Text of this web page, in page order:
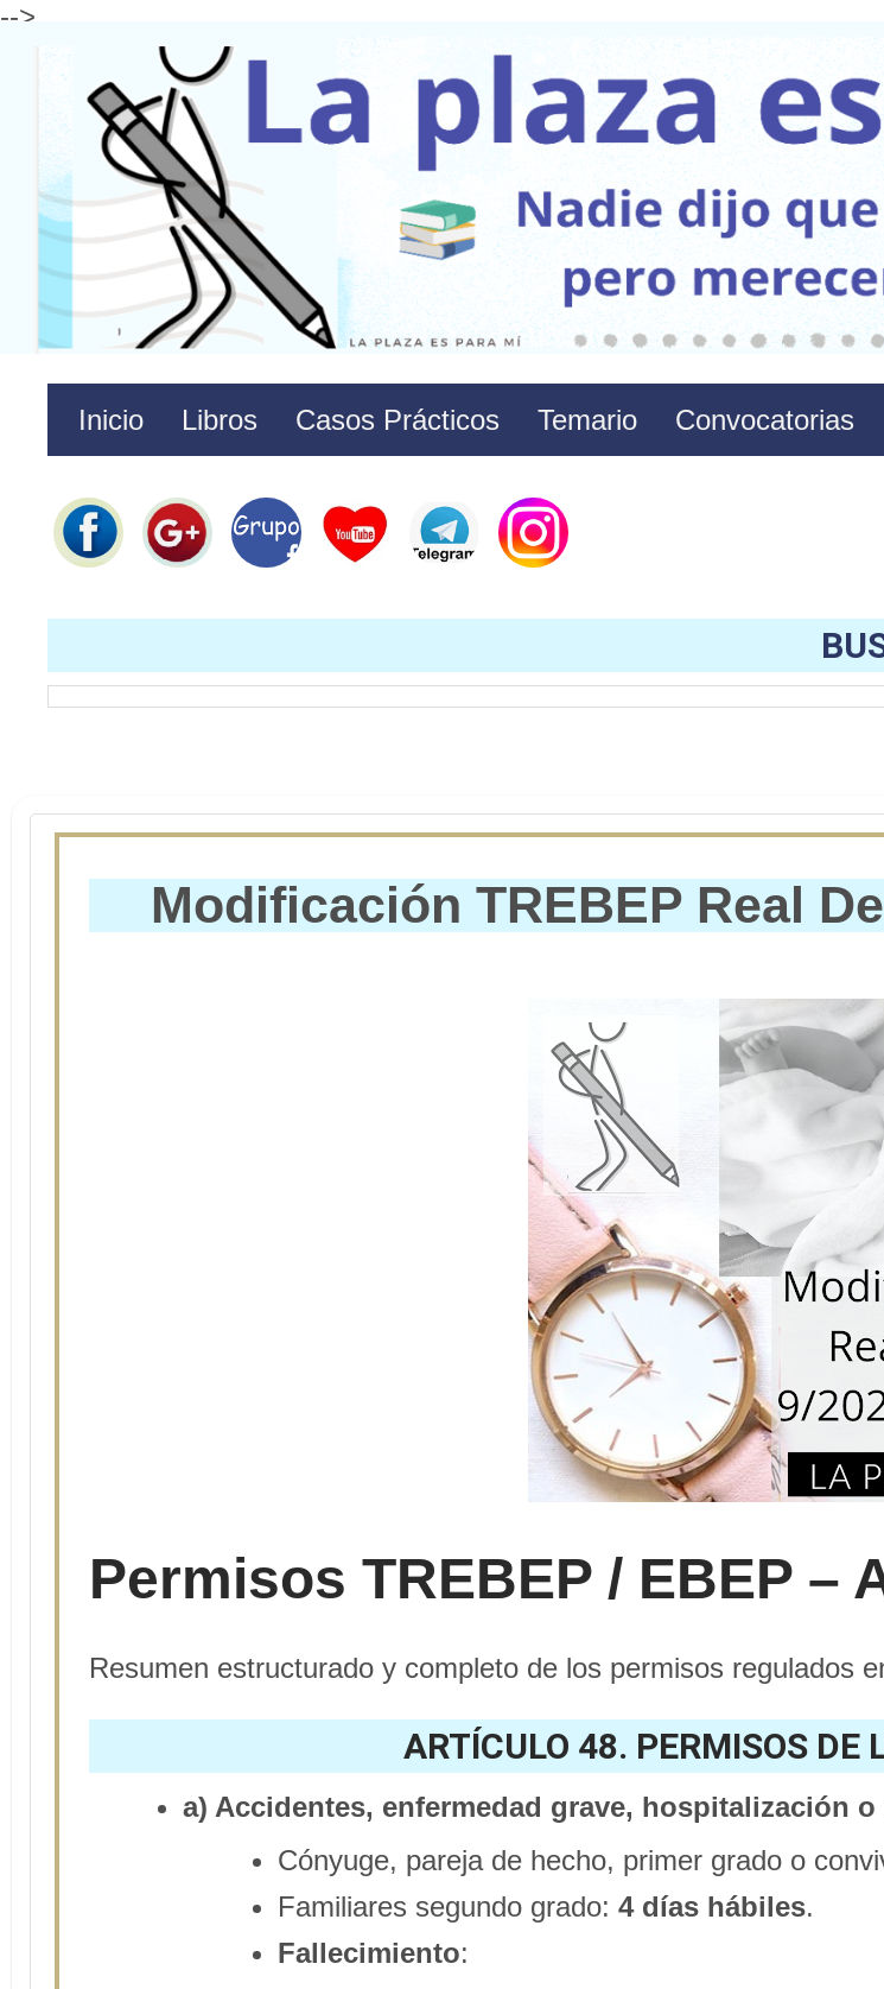
-->
Inicio Libros Casos Prácticos Temario Convocatorias
Modificación TREBEP Real
Permisos TREBEP / EBEP –
Resumen estructurado y completo de los permisos regulados
ARTÍCULO 48. PERMISOS DE
a) Accidentes, enfermedad grave, hospitalización
Cónyuge, pareja de hecho, primer grado o
Familiares segundo grado: 4 días hábiles.
Fallecimiento: